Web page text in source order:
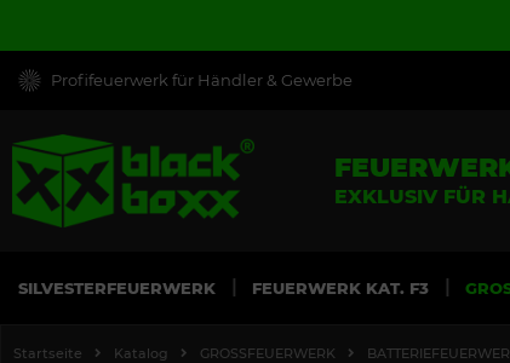
Profifeuerwerk für Händler & Gewerbe
EXKLUSIV FÜR
SILVESTERFEUERWERK FEUERWERK KAT. F3
Startseite Katalog GROSSFEUERWERK